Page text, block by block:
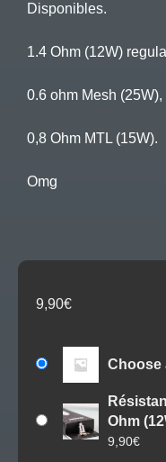
Disponibles.
1.4 Ohm (12W)
0.6 ohm Mesh (25W),
0,8 Ohm MTL (15W).
Omg
9,90€
Choose
Ohm
9,90€